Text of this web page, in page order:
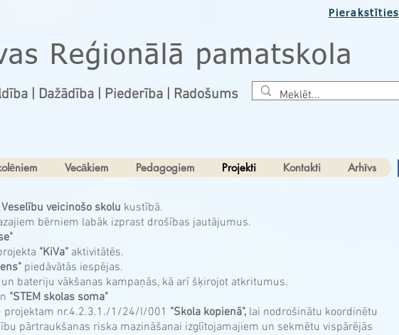
Pierakstīties
Reģionālā pamatskola
| Dažādība | Piederība | Radošums
Vecākiem Pedagogiem Projekti Kontakti Arhīvs
Veselību veicinošo skolu kustībā.
bērniem labāk izprast drošības jautājumus.
"KiVa" aktivitātēs.
piedāvātās iespējas.
bateriju vākšanas kampaņās, kā arī šķirojot atkritumus.
"STEM skolas soma"
projektam nr.4.2.3.1./1/24/I/001 "Skola kopienā", lai nodrošinātu koordinētu
pārtraukšanas riska mazināšanai izglītojamajiem un sekmētu vispārējās